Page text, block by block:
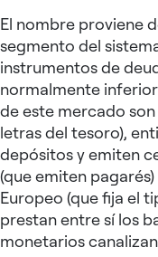
El nombre proviene
segmento del
instrumentos de
normalmente
de este mercado
letras del tesoro),
depósitos y emiten
(que emiten
Europeo (que fija el
prestan entre sí los
monetarios